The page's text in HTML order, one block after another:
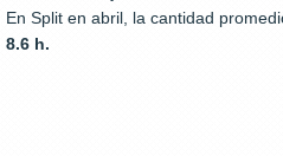
En Split en abril, la cantidad
8.6 h.